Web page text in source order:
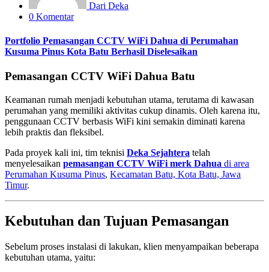
Dari Deka
0 Komentar
Portfolio Pemasangan CCTV WiFi Dahua di Perumahan
Kusuma Pinus Kota Batu Berhasil Diselesaikan
Pemasangan CCTV WiFi Dahua Batu
Keamanan rumah menjadi kebutuhan utama, terutama di kawasan
perumahan yang memiliki aktivitas cukup dinamis. Oleh karena itu,
penggunaan CCTV berbasis WiFi kini semakin diminati karena
lebih praktis dan fleksibel.
Pada proyek kali ini, tim teknisi Deka Sejahtera telah
menyelesaikan pemasangan CCTV WiFi merk Dahua di area
Perumahan Kusuma Pinus, Kecamatan Batu, Kota Batu, Jawa
Timur.
Kebutuhan dan Tujuan Pemasangan
Sebelum proses instalasi di lakukan, klien menyampaikan beberapa
kebutuhan utama, yaitu: